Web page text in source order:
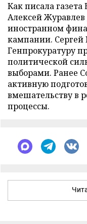
Как писала
Алексей Журавлев
иностранном
кампании. Сергей
Генпрокуратуру
политической
выборами. Ранее
активную
вмешательству в
процессы.